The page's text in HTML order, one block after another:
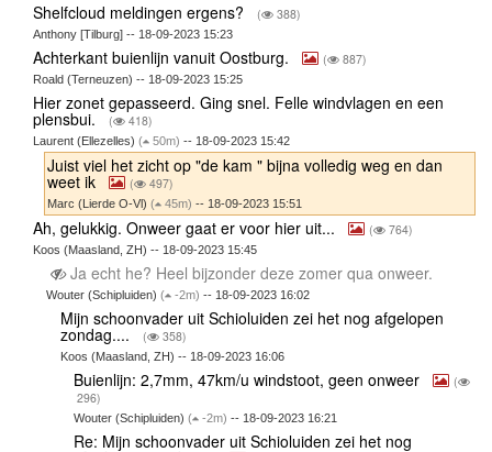
Shelfcloud meldingen ergens? ( 388)
Anthony [Tilburg] -- 18-09-2023 15:23
Achterkant buienlijn vanuit Oostburg. ( 887)
Roald (Terneuzen) -- 18-09-2023 15:25
Hier zonet gepasseerd. Ging snel. Felle windvlagen en een
plensbui. ( 418)
Laurent (Ellezelles) ( 50m) -- 18-09-2023 15:42
Juist viel het zicht op "de kam " bijna volledig weg en dan
weet ik ( 497)
Marc (Lierde O-Vl)( 45m) -- 18-09-2023 15:51
Ah, gelukkig. Onweer gaat er voor hier uit... ( 764)
Koos (Maasland, ZH) -- 18-09-2023 15:45
Ja echt he? Heel bijzonder deze zomer qua onweer.
Wouter (Schipluiden)( -2m) -- 18-09-2023 16:02
Mijn schoonvader uit Schioluiden zei het nog afgelopen
zondag.... ( 358)
Koos (Maasland, ZH) -- 18-09-2023 16:06
Buienlijn: 2,7mm, 47km/u windstoot, geen onweer
(
296)
Wouter (Schipluiden)( -2m) -- 18-09-2023 16:21
Re: Mijn schoonvader uit Schioluiden zei het nog